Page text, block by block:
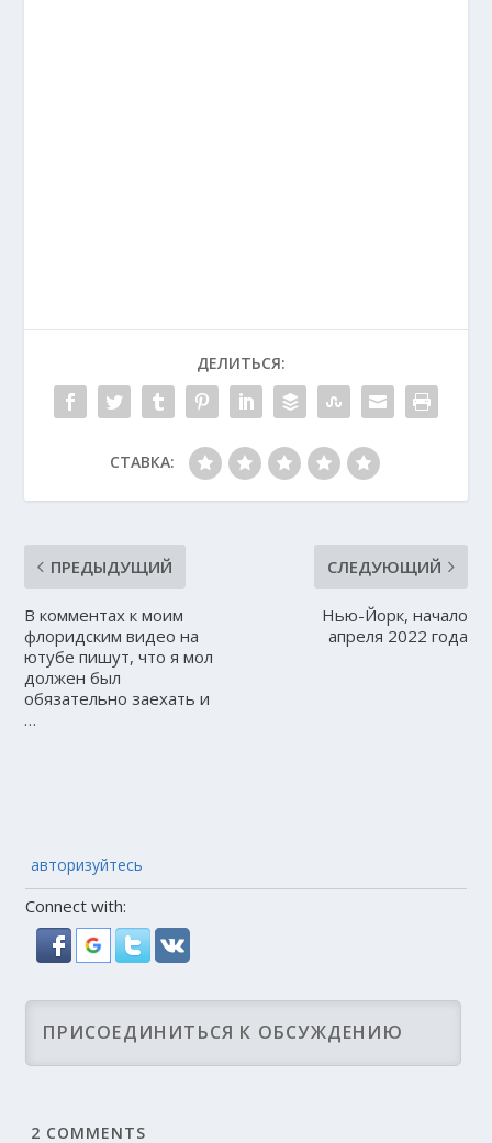
ДЕЛИТЬСЯ:
СТАВКА:
ПРЕДЫДУЩИЙ
В комментах к моим
флоридским видео на
ютубе пишут, что я мол
должен был
обязательно заехать и
…
СЛЕДУЮЩИЙ
Нью-Йорк, начало
апреля 2022 года
авторизуйтесь
Connect with:
2 COMMENTS